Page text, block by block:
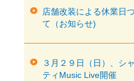
店舗改装による休業日
て（お知らせ)
３月２９日（日）、シ
ティMusic Live開催